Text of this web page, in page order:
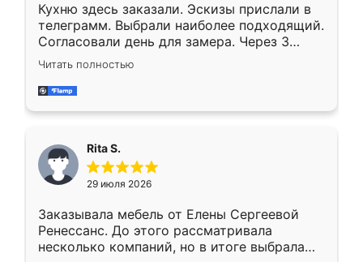
Кухню здесь заказали. Эскизы прислали в
телеграмм. Выбрали наиболее подходящий.
Согласовали день для замера. Через 3
недели кухня была уже готова. Остались
довольны работой. Спасибо Ренессанс
мебель за качественную работу!
Читать полностью
Rita S.
29 июля 2026
Заказывала мебель от Елены Сергеевой
Ренессанс. До этого рассматривала
несколько компаний, но в итоге выбрала